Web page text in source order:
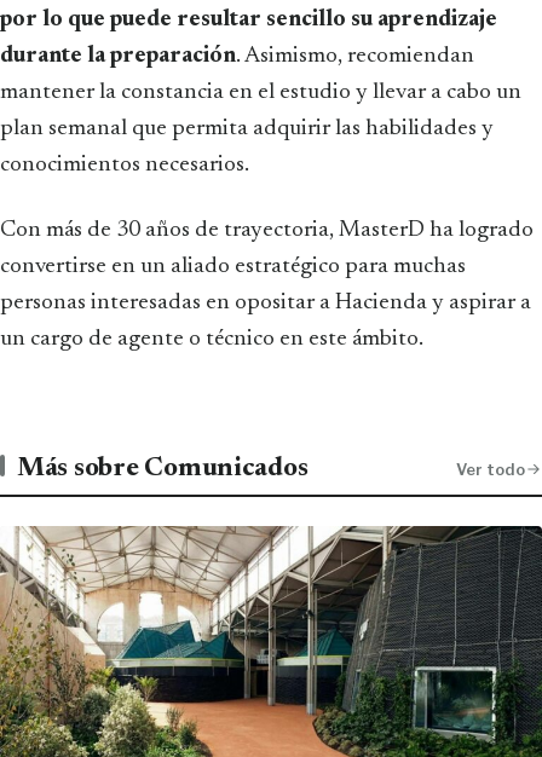
por lo que puede resultar sencillo su aprendizaje
durante la preparación. Asimismo, recomiendan
mantener la constancia en el estudio y llevar a cabo un
plan semanal que permita adquirir las habilidades y
conocimientos necesarios.
Con más de 30 años de trayectoria, MasterD ha logrado
convertirse en un aliado estratégico para muchas
personas interesadas en opositar a Hacienda y aspirar a
un cargo de agente o técnico en este ámbito.
Más sobre Comunicados Ver todo